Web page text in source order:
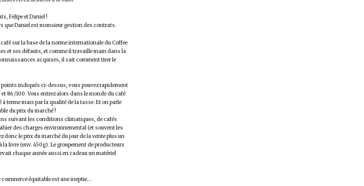
Felipe et Daniel !
que Daniel est monsieur gestion des contrats.
sur la base de la norme internationale du Coffee
et ses défauts, et comme il travaille main dans la
acquises, il sait comment tirer le
points indiqués ci-dessus, vous pouvez rapidement
86 /100. Vous entrez alors dans le monde du café
terme mais par la qualité de la tasse. Et on parle
du prix du marché !
suivant les conditions climatiques, de cafés
des charges environnemental (et souvent les
donc le prix du marché du jour de la vente plus un
livre (env. 450g). Le groupement de producteurs
chaque année aussi en cadeau un matériel
équitable est une ineptie…